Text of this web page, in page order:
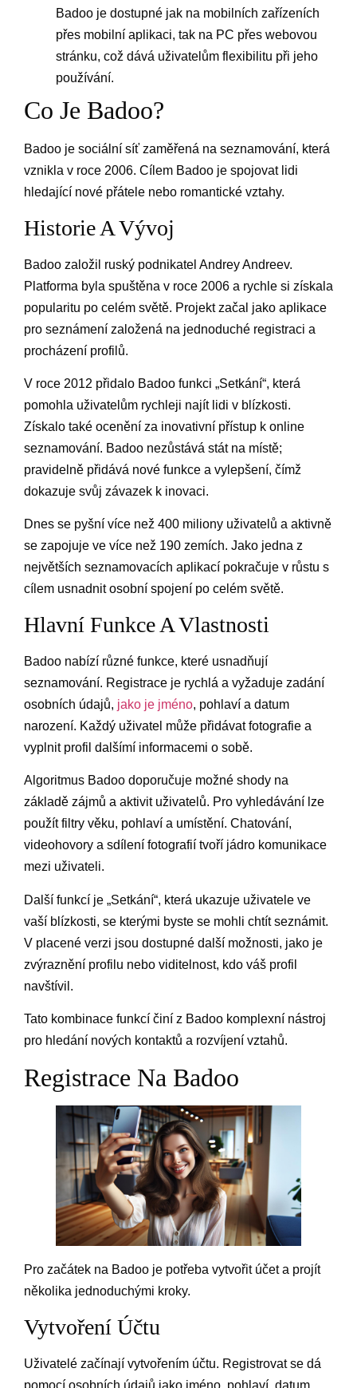
Badoo je dostupné jak na mobilních zařízeních
přes mobilní aplikaci, tak na PC přes webovou
stránku, což dává uživatelům flexibilitu při jeho
používání.
Co Je Badoo?
Badoo je sociální síť zaměřená na seznamování, která
vznikla v roce 2006. Cílem Badoo je spojovat lidi
hledající nové přátele nebo romantické vztahy.
Historie A Vývoj
Badoo založil ruský podnikatel Andrey Andreev.
Platforma byla spuštěna v roce 2006 a rychle si získala
popularitu po celém světě. Projekt začal jako aplikace
pro seznámení založená na jednoduché registraci a
procházení profilů.
V roce 2012 přidalo Badoo funkci „Setkání“, která
pomohla uživatelům rychleji najít lidi v blízkosti.
Získalo také ocenění za inovativní přístup k online
seznamování. Badoo nezůstává stát na místě;
pravidelně přidává nové funkce a vylepšení, čímž
dokazuje svůj závazek k inovaci.
Dnes se pyšní více než 400 miliony uživatelů a aktivně
se zapojuje ve více než 190 zemích. Jako jedna z
největších seznamovacích aplikací pokračuje v růstu s
cílem usnadnit osobní spojení po celém světě.
Hlavní Funkce A Vlastnosti
Badoo nabízí různé funkce, které usnadňují
seznamování. Registrace je rychlá a vyžaduje zadání
osobních údajů, jako je jméno, pohlaví a datum
narození. Každý uživatel může přidávat fotografie a
vyplnit profil dalšímí informacemi o sobě.
Algoritmus Badoo doporučuje možné shody na
základě zájmů a aktivit uživatelů. Pro vyhledávání lze
použít filtry věku, pohlaví a umístění. Chatování,
videohovory a sdílení fotografií tvoří jádro komunikace
mezi uživateli.
Další funkcí je „Setkání“, která ukazuje uživatele ve
vaší blízkosti, se kterými byste se mohli chtít seznámit.
V placené verzi jsou dostupné další možnosti, jako je
zvýraznění profilu nebo viditelnost, kdo váš profil
navštívil.
Tato kombinace funkcí činí z Badoo komplexní nástroj
pro hledání nových kontaktů a rozvíjení vztahů.
Registrace Na Badoo
Pro začátek na Badoo je potřeba vytvořit účet a projít
několika jednoduchými kroky.
Vytvoření Účtu
Uživatelé začínají vytvořením účtu. Registrovat se dá
pomocí osobních údajů jako jméno, pohlaví, datum